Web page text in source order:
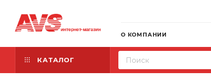
О КОМПАНИИ
КАТАЛОГ